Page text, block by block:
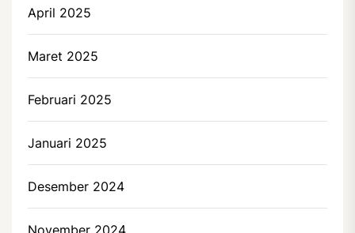
April 2025
Maret 2025
Februari 2025
Januari 2025
Desember 2024
November 2024